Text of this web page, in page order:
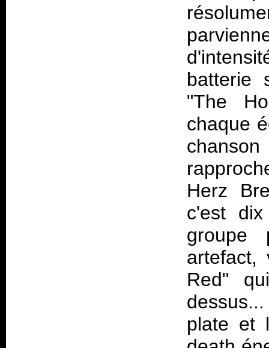
batterie
"The
chaque
Herz
c'est
groupe
artefact,
Red"
plate et